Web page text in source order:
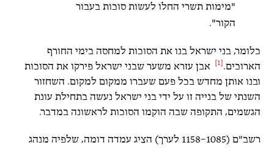
"מימות תשרי החלו לעשות סוכות בעבור
הקור".
כלומר, בני ישראל בנו את הסוכות למחסה בימי החורף
הארוכים. [1]
אבן עזרא משער שבני ישראל פירקו את הסוכות
ובנו אותן מחדש בכל פעם שעברו ממקום למקום. השחזור
השנתי של בנייה זו על ידי בני ישראל נעשה בתחילת עונת
הגשמים, התקופה שבה הוקמו הסוכות לראשונה במדבר.
רשב"ם (1085–1158 לערך) הציג עמדה דומה, שלפיה מנהג